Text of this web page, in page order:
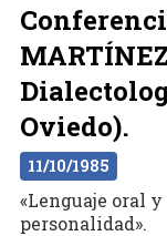
Oviedo).
11/10/1985
«Lenguaje oral
personalidad».